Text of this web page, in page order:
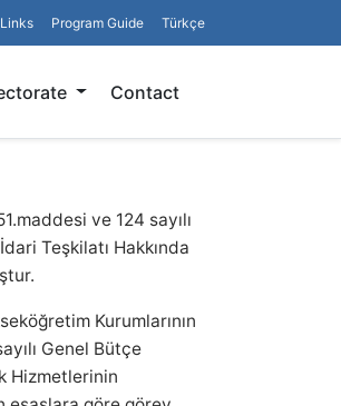
Links Program Guide Türkçe
Contact
ve 124 sayılı
Teşkilatı Hakkında
Kurumlarının
Genel Bütçe
Hizmetlerinin